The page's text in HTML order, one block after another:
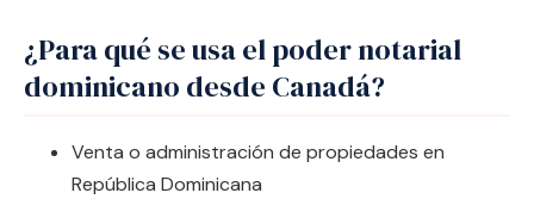
¿Para qué se usa el poder notarial
dominicano desde Canadá?
Venta o administración de propiedades en
República Dominicana